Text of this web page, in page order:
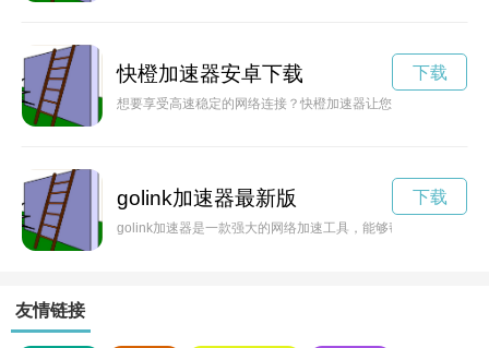
快橙加速器安卓下载
想要享受高速稳定的网络连接？快橙加速器让您轻松体验流畅
下载
golink加速器最新版
golink加速器是一款强大的网络加速工具，能够帮助用户解锁高
下载
友情链接